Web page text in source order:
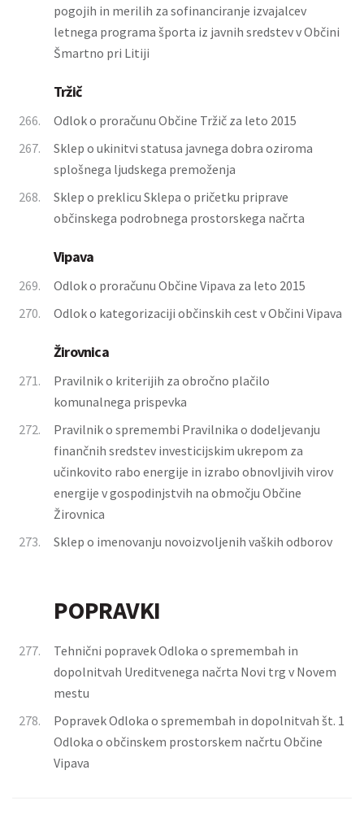
pogojih in merilih za sofinanciranje izvajalcev
letnega programa športa iz javnih sredstev v Občini
Šmartno pri Litiji
Tržič
266.
Odlok o proračunu Občine Tržič za leto 2015
267.
Sklep o ukinitvi statusa javnega dobra oziroma
splošnega ljudskega premoženja
268.
Sklep o preklicu Sklepa o pričetku priprave
občinskega podrobnega prostorskega načrta
Vipava
269.
Odlok o proračunu Občine Vipava za leto 2015
270.
Odlok o kategorizaciji občinskih cest v Občini Vipava
Žirovnica
271.
Pravilnik o kriterijih za obročno plačilo
komunalnega prispevka
272.
Pravilnik o spremembi Pravilnika o dodeljevanju
finančnih sredstev investicijskim ukrepom za
učinkovito rabo energije in izrabo obnovljivih virov
energije v gospodinjstvih na območju Občine
Žirovnica
273.
Sklep o imenovanju novoizvoljenih vaških odborov
POPRAVKI
277.
Tehnični popravek Odloka o spremembah in
dopolnitvah Ureditvenega načrta Novi trg v Novem
mestu
278.
Popravek Odloka o spremembah in dopolnitvah št. 1
Odloka o občinskem prostorskem načrtu Občine
Vipava